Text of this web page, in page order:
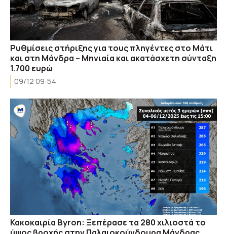
Ρυθμίσεις στήριξης για τους πληγέντες στο Μάτι
και στη Μάνδρα – Μηνιαία και ακατάσχετη σύνταξη
1.700 ευρώ
09/12 09:54
Κακοκαιρία Byron: Ξεπέρασε τα 280 χιλιοστά το